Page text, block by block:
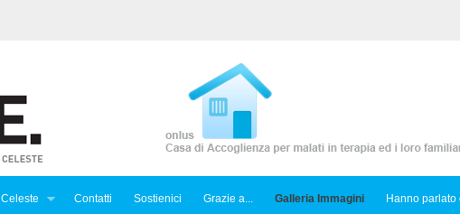
Contatti Sostienici Grazie a... Galleria Immagini Hanno parlato